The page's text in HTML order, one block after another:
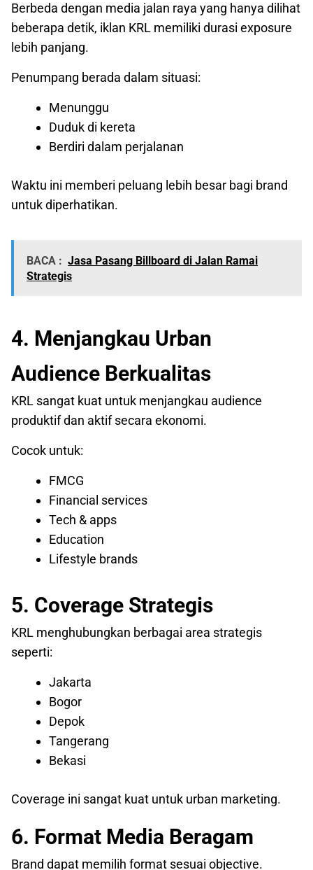
Berbeda dengan media jalan raya yang hanya dilihat
beberapa detik, iklan KRL memiliki durasi exposure
lebih panjang.
Penumpang berada dalam situasi:
Menunggu
Duduk di kereta
Berdiri dalam perjalanan
Waktu ini memberi peluang lebih besar bagi brand
untuk diperhatikan.
BACA : Jasa Pasang Billboard di Jalan Ramai
Strategis
4. Menjangkau Urban
Audience Berkualitas
KRL sangat kuat untuk menjangkau audience
produktif dan aktif secara ekonomi.
Cocok untuk:
FMCG
Financial services
Tech & apps
Education
Lifestyle brands
5. Coverage Strategis
KRL menghubungkan berbagai area strategis
seperti:
Jakarta
Bogor
Depok
Tangerang
Bekasi
Coverage ini sangat kuat untuk urban marketing.
6. Format Media Beragam
Brand dapat memilih format sesuai objective.